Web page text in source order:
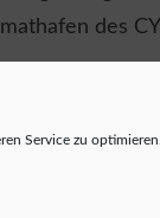
Service zu optimieren.
des